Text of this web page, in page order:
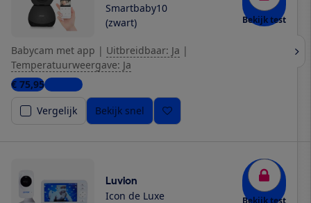
Smartbaby10
(zwart)
Bekijk test
Babycam met app | Uitbreidbaar: Ja |
Temperatuurweergave: Ja
€ 75,951 winkel
Vergelijk
Bekijk snel
Luvion
Icon de Luxe